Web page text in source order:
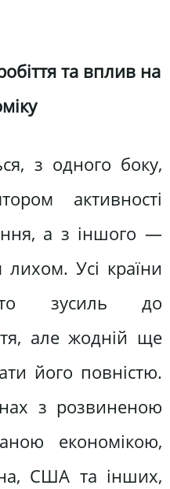
та вплив на
з одного боку,
активності
а з іншого —
Усі країни
зусиль до
але жодній ще
його повністю.
з розвиненою
економікою,
США та інших,